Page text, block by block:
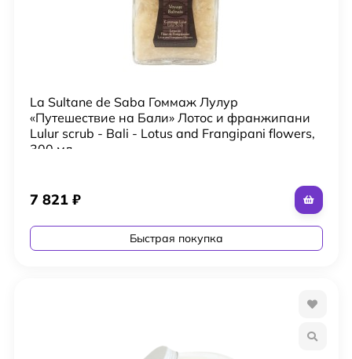
La Sultane de Saba Гоммаж Лулур
«Путешествие на Бали» Лотос и франжипани
Lulur scrub - Bali - Lotus and Frangipani flowers,
300 мл
7 821 ₽
Быстрая покупка